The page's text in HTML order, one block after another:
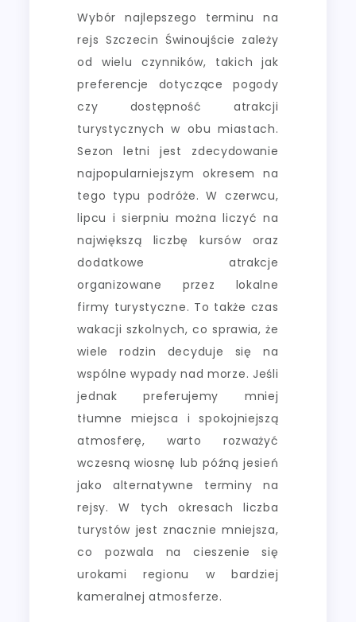
Wybór najlepszego terminu na
rejs Szczecin Świnoujście zależy
od wielu czynników, takich jak
preferencje dotyczące pogody
czy dostępność atrakcji
turystycznych w obu miastach.
Sezon letni jest zdecydowanie
najpopularniejszym okresem na
tego typu podróże. W czerwcu,
lipcu i sierpniu można liczyć na
największą liczbę kursów oraz
dodatkowe atrakcje
organizowane przez lokalne
firmy turystyczne. To także czas
wakacji szkolnych, co sprawia, że
wiele rodzin decyduje się na
wspólne wypady nad morze. Jeśli
jednak preferujemy mniej
tłumne miejsca i spokojniejszą
atmosferę, warto rozważyć
wczesną wiosnę lub późną jesień
jako alternatywne terminy na
rejsy. W tych okresach liczba
turystów jest znacznie mniejsza,
co pozwala na cieszenie się
urokami regionu w bardziej
kameralnej atmosferze.